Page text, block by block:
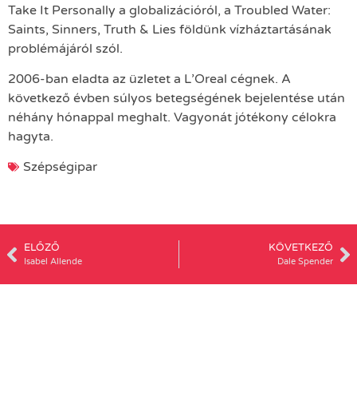
Take It Personally a globalizációról, a Troubled Water:
Saints, Sinners, Truth & Lies földünk vízháztartásának
problémájáról szól.
2006-ban eladta az üzletet a L’Oreal cégnek. A
következő évben súlyos betegségének bejelentése után
néhány hónappal meghalt. Vagyonát jótékony célokra
hagyta.
Szépségipar
ELŐZŐ
Isabel Allende
KÖVETKEZŐ
Dale Spender